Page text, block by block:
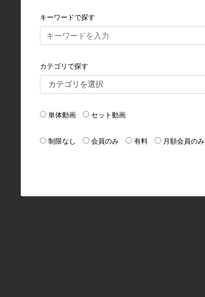
キーワードで探す
カテゴリで探す
単体動画 セット動画
制限なし 会員のみ 有料 月額会員のみ